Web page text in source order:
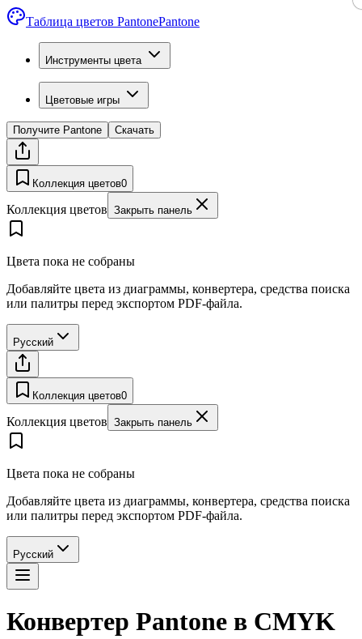
Таблица цветов PantonePantone
Инструменты цвета
Цветовые игры
Получите Pantone Скачать
Коллекция цветов0
Коллекция цветов Закрыть панель
Цвета пока не собраны
Добавляйте цвета из диаграммы, конвертера, средства поиска
или палитры перед экспортом PDF-файла.
Русский
Коллекция цветов0
Коллекция цветов Закрыть панель
Цвета пока не собраны
Добавляйте цвета из диаграммы, конвертера, средства поиска
или палитры перед экспортом PDF-файла.
Русский
Конвертер Pantone в CMYK